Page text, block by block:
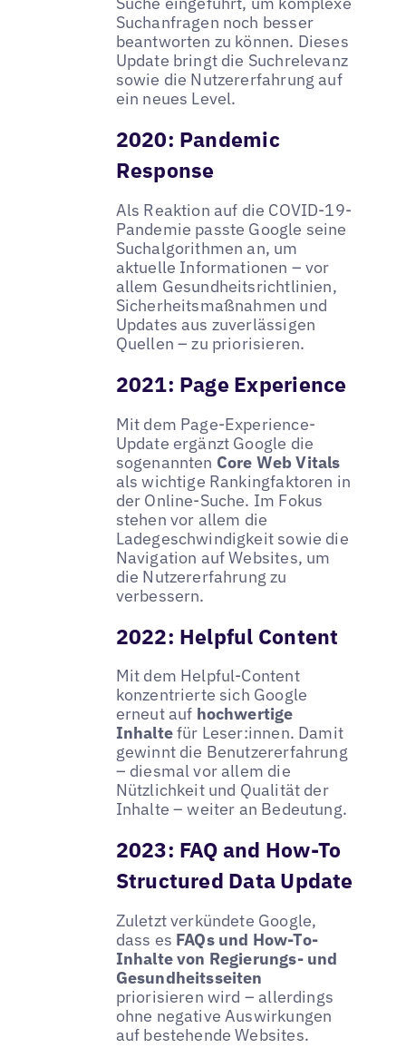
Suchanfragen noch besser
beantworten zu können. Dieses
Update bringt die Suchrelevanz
sowie die Nutzererfahrung auf
ein neues Level.
2020: Pandemic
Response
Als Reaktion auf die COVID-19-
Pandemie passte Google seine
Suchalgorithmen an, um
aktuelle Informationen – vor
allem Gesundheitsrichtlinien,
Sicherheitsmaßnahmen und
Updates aus zuverlässigen
Quellen – zu priorisieren.
2021: Page Experience
Mit dem Page-Experience-
Update ergänzt Google die
sogenannten Core Web Vitals
als wichtige Rankingfaktoren in
der Online-Suche. Im Fokus
stehen vor allem die
Ladegeschwindigkeit sowie die
Navigation auf Websites, um
die Nutzererfahrung zu
verbessern.
2022: Helpful Content
Mit dem Helpful-Content
konzentrierte sich Google
erneut auf hochwertige
Inhaltefür Leser:innen. Damit
gewinnt die Benutzererfahrung
– diesmal vor allem die
Nützlichkeit und Qualität der
Inhalte – weiter an Bedeutung.
2023: FAQ and How-To
Structured Data Update
Zuletzt verkündete Google,
dass es FAQs und How-To-
Inhalte von Regierungs- und
Gesundheitsseiten
priorisieren wird – allerdings
ohne negative Auswirkungen
auf bestehende Websites.